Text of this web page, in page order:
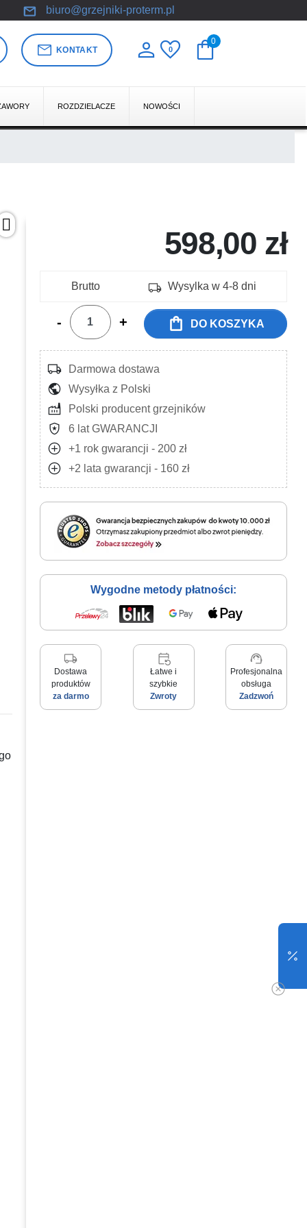
mail biuro@grzejniki-proterm.pl
mail KONTAKT personfavorite
0 shopping_bag
0
ROZDZIELACZE NOWOŚCI
598,00 zł
Brutto local_shipping Wysylka w 4-8 dni
- + shopping_bag DO KOSZYKA
local_shipping Darmowa dostawa
public Wysyłka z Polski
factory Polski producent grzejników
local_police 6 lat GWARANCJI
add_circle +1 rok gwarancji - 200 zł
add_circle +2 lata gwarancji - 160 zł
Wygodne metody płatności:
local_shipping
Dostawa
produktów
za darmo
event_repeat
Łatwe i
szybkie
Zwroty
support_agent
Profesjonalna
obsługa
Zadzwoń